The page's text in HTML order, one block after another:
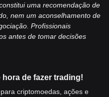
uma recomendação de
nem um aconselhamento de
Profissionais
antes de tomar decisões
de fazer trading!
criptomoedas, ações e